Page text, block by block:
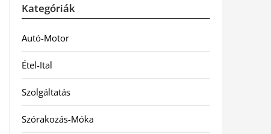
Kategóriák
Autó-Motor
Étel-Ital
Szolgáltatás
Szórakozás-Móka